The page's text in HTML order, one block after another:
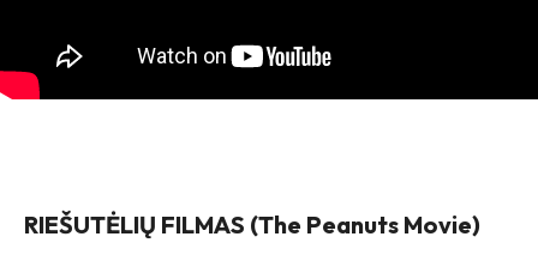
RIEŠUTĖLIŲ FILMAS (The Peanuts Movie)